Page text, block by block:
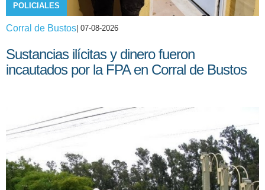
POLICIALES
Corral de Bustos | 07-08-2026
Sustancias ilícitas y dinero fueron
incautados por la FPA en Corral de Bustos